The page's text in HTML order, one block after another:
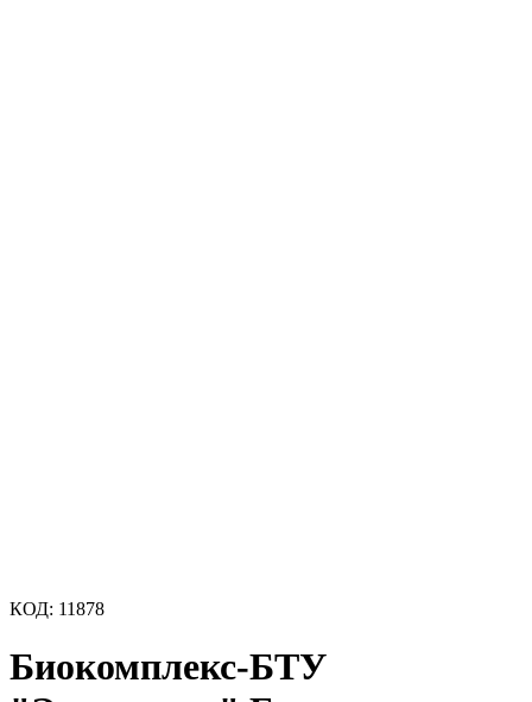
КОД: 11878
Биокомплекс-БТУ